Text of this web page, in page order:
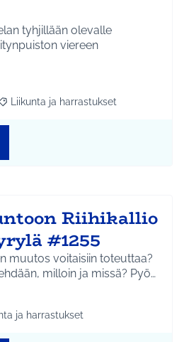
tyhjillään olevalle
viereen
Etelä-Tuusulan kylät
Rajaa tulokset teeman mukaan:
Liikunta ja harrastukset
Riihikallio
#1255
muutos voitaisiin toteuttaa?
milloin ja missä? Pyö…
Koko Tuusula
teeman mukaan: Liikunta ja
ja harrastukset